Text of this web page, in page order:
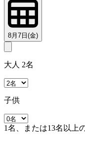
8月7日(金)
大人 2名
子供
1名、または13名以上